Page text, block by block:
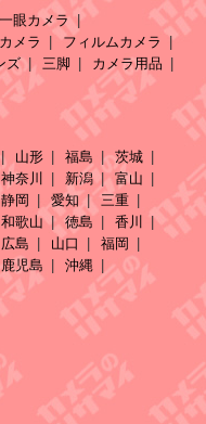
眼カメラ
メラ
フィルムカメラ
ズ 三脚 カメラ用品
山形 福島
茨城
神奈川 新潟
富山
静岡 愛知
三重
和歌山 徳島
香川
広島 山口
福岡
鹿児島 沖縄